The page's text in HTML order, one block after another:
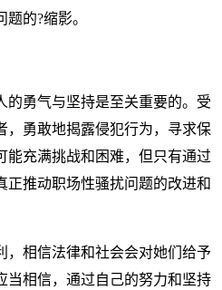
的?缩影。
的勇气与坚持是至关重要的。受
，勇敢地揭露侵犯行为，寻求保
能充满挑战和困难，但只有通过
正推动职场性骚扰问题的改进和
，相信法律和社会会对她们给予
当相信，通过自己的努力和坚持